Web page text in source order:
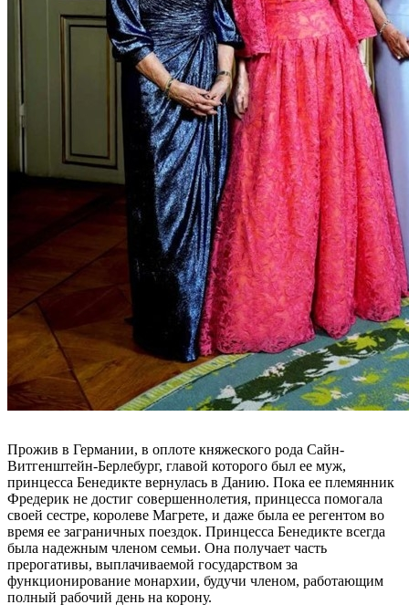
Прожив в Германии, в оплоте княжеского рода Сайн-
Витгенштейн-Берлебург, главой которого был ее муж,
принцесса Бенедикте вернулась в Данию. Пока ее племянник
Фредерик не достиг совершеннолетия, принцесса помогала
своей сестре, королеве Магрете, и даже была ее регентом во
время ее заграничных поездок. Принцесса Бенедикте всегда
была надежным членом семьи. Она получает часть
прерогативы, выплачиваемой государством за
функционирование монархии, будучи членом, работающим
полный рабочий день на корону.